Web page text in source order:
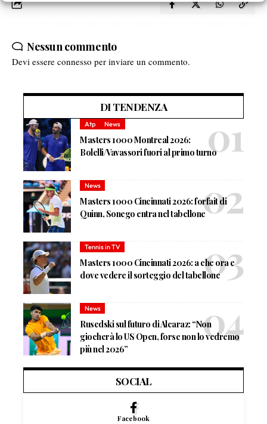
Nessun commento
Devi essere connesso per inviare un commento.
DI TENDENZA
Atp News
Masters 1000 Montreal 2026:
Bolelli/Vavassori fuori al primo turno
News
Masters 1000 Cincinnati 2026: forfait di
Quinn, Sonego entra nel tabellone
Tennis in TV
Masters 1000 Cincinnati 2026: a che ora e
dove vedere il sorteggio del tabellone
News
Rusedski sul futuro di Alcaraz: “Non
giocherà lo US Open, forse non lo vedremo
più nel 2026”
SOCIAL
Facebook